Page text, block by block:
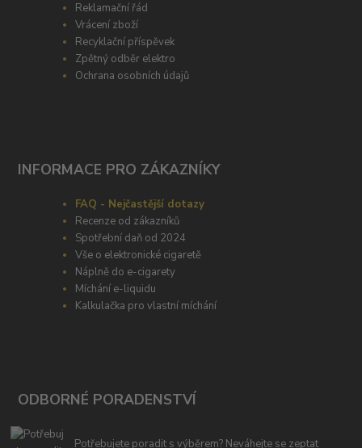
Reklamační řád
Vrácení zboží
Recyklační příspěvek
Zpětný odběr elektro
Ochrana osobních údajů
INFORMACE PRO ZÁKAZNÍKY
FAQ - Nejčastější dotazy
Recenze od zákazníků
Spotřební daň od 2024
Vše o elektronické cigaretě
Náplně do e-cigarety
Míchání e-liquidu
Kalkulačka pro vlastní míchání
ODBORNÉ PORADENSTVÍ
Potřebujete poradit s výběrem? Neváhejte se zeptat